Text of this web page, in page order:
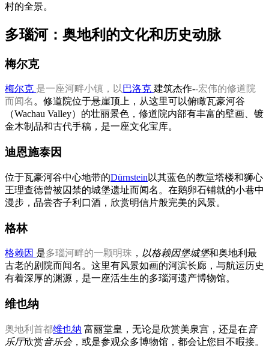
村的全景。
多瑙河：奥地利的文化和历史动脉
梅尔克
梅尔克 是一座河畔小镇，以巴洛克 建筑杰作--宏伟的修道院
而闻名。修道院位于悬崖顶上，从这里可以俯瞰瓦豪河谷
（Wachau Valley）的壮丽景色，修道院内部有丰富的壁画、镀
金木制品和古代手稿，是一座文化宝库。
迪恩施泰因
位于瓦豪河谷中心地带的Dürnstein 以其蓝色的教堂塔楼和狮心
王理查德曾被囚禁的城堡遗址而闻名。在鹅卵石铺就的小巷中
漫步，品尝杏子利口酒，欣赏明信片般完美的风景。
格林
格赖因 是多瑙河畔的一颗明珠 ， 以格赖因堡城堡和奥地利最
古老的剧院而闻名。这里有风景如画的河滨长廊，与航运历史
有着深厚的渊源，是一座活生生的多瑙河遗产博物馆。
维也纳
奥地利首都维也纳 富丽堂皇，无论是欣赏美泉宫，还是在音
乐厅欣赏音乐会，或是参观众多博物馆，都会让您目不暇接。